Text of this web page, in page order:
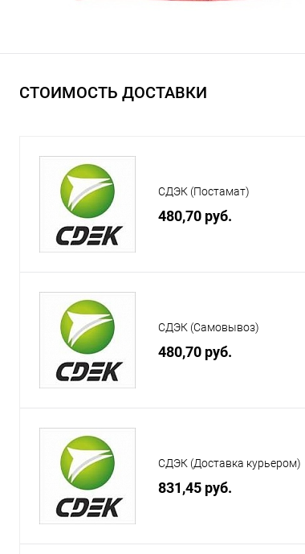
СТОИМОСТЬ ДОСТАВКИ
СДЭК (Постамат)
480,70 руб.
СДЭК (Самовывоз)
480,70 руб.
СДЭК (Доставка курьером)
831,45 руб.